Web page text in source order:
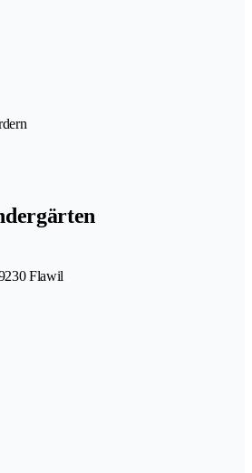
Flawil